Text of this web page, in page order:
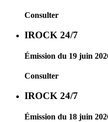
Consulter
IROCK 24/7
Émission du 19 juin
Consulter
IROCK 24/7
Émission du 18 juin